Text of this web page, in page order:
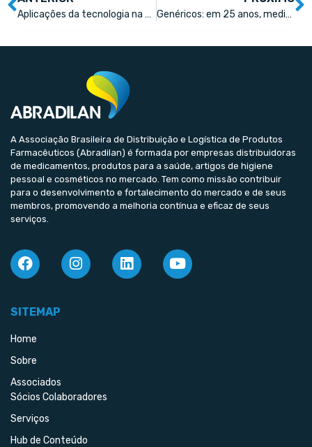
Aplicações da tecnologia na farmácia Genéricos: em 25 anos, medicamentos mais baratos levaram para consumidores economia de R$ 300 bilhões
A Associação Brasileira de Distribuição e Logística de Produtos
Farmacêuticos (Abradilan) é formada por empresas distribuidoras
de medicamentos, produtos para a saúde, artigos de higiene
pessoal e cosméticos no mercado. Tem como missão contribuir
para o desenvolvimento e fortalecimento do mercado e de seus
membros, promovendo a melhoria contínua e eficaz de seus
serviços.
SITEMAP
Home
Sobre
Associados
Sócios Colaboradores
Serviços
Hub de Conteúdo